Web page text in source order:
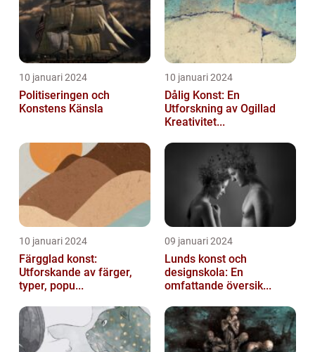
10 januari 2024
Politiseringen och
Konstens Känsla
10 januari 2024
Dålig Konst: En
Utforskning av Ogillad
Kreativitet...
10 januari 2024
Färgglad konst:
Utforskande av färger,
typer, popu...
09 januari 2024
Lunds konst och
designskola: En
omfattande översik...